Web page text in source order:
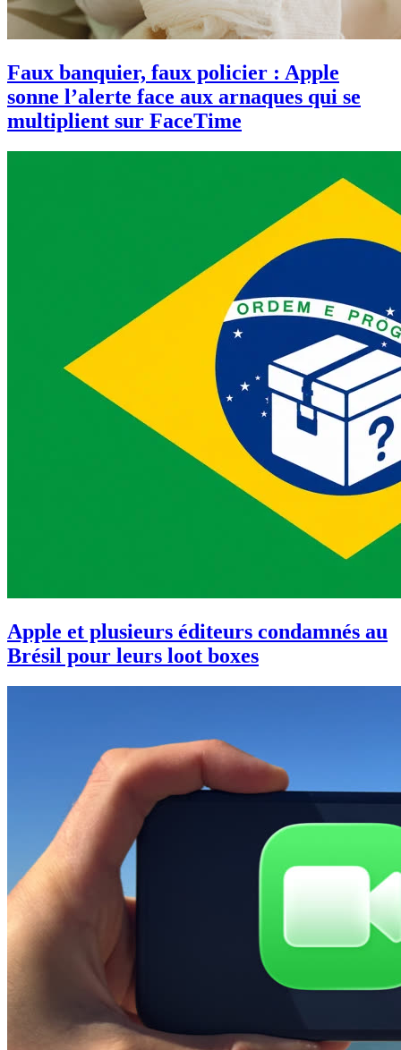
Faux banquier, faux policier : Apple
sonne l’alerte face aux arnaques qui se
multiplient sur FaceTime
Apple et plusieurs éditeurs condamnés au
Brésil pour leurs loot boxes